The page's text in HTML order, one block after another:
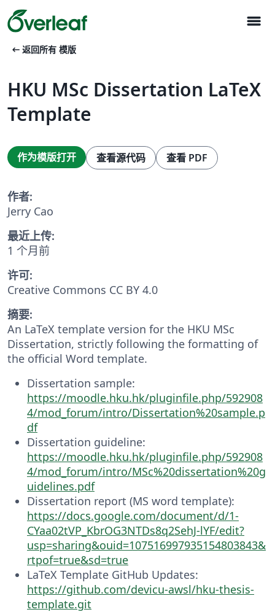
menu
arrow_left_alt 返回所有 模版
HKU MSc Dissertation LaTeX
Template
作为模版打开 查看源代码 查看 PDF
作者:
Jerry Cao
最近上传:
1 个月前
许可:
Creative Commons CC BY 4.0
摘要:
An LaTeX template version for the HKU MSc
Dissertation, strictly following the formatting of
the official Word template.
Dissertation sample:
https://moodle.hku.hk/pluginfile.php/592908
4/mod_forum/intro/Dissertation%20sample.p
df
Dissertation guideline:
https://moodle.hku.hk/pluginfile.php/592908
4/mod_forum/intro/MSc%20dissertation%20g
uidelines.pdf
Dissertation report (MS word template):
https://docs.google.com/document/d/1-
CYaa02tVP_KbrOG3NTDs8q2SehJ-lYF/edit?
usp=sharing&ouid=107516997935154803843&
rtpof=true&sd=true
LaTeX Template GitHub Updates:
https://github.com/devicu-awsl/hku-thesis-
template.git